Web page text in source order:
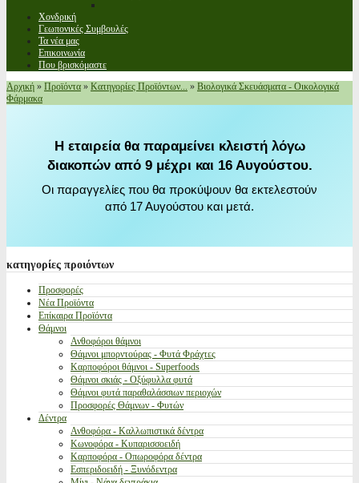
Χονδρική
Γεωπονικές Συμβουλές
Τα νέα μας
Επικοινωνία
Που βρισκόμαστε
Αρχική » Προϊόντα » Κατηγορίες Προϊόντων... » Βιολογικά Σκευάσματα - Οικολογικά
Φάρμακα
Η εταιρεία θα παραμείνει κλειστή λόγω
διακοπών από 9 μέχρι και 16 Αυγούστου.
Οι παραγγελίες που θα προκύψουν θα εκτελεστούν
από 17 Αυγούστου και μετά.
κατηγορίες προιόντων
Προσφορές
Νέα Προϊόντα
Επίκαιρα Προϊόντα
Θάμνοι
Ανθοφόροι θάμνοι
Θάμνοι μπορντούρας - Φυτά Φράχτες
Καρποφόροι θάμνοι - Superfoods
Θάμνοι σκιάς - Οξύφυλλα φυτά
Θάμνοι φυτά παραθαλάσσιων περιοχών
Προσφορές Θάμνων - Φυτών
Δέντρα
Ανθοφόρα - Καλλωπιστικά δέντρα
Κωνοφόρα - Κυπαρισσοειδή
Καρποφόρα - Οπωροφόρα δέντρα
Εσπεριδοειδή - Ξυνόδεντρα